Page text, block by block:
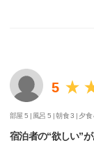
5
部屋 5 | 風呂 5 |朝食 3 | 夕食
宿泊者の“欲しい”